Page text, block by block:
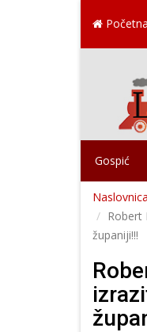
Početna
Gospić
Naslovnica
Robert
županiji!!!